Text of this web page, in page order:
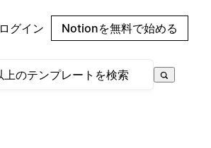
ログイン Notionを無料で始める